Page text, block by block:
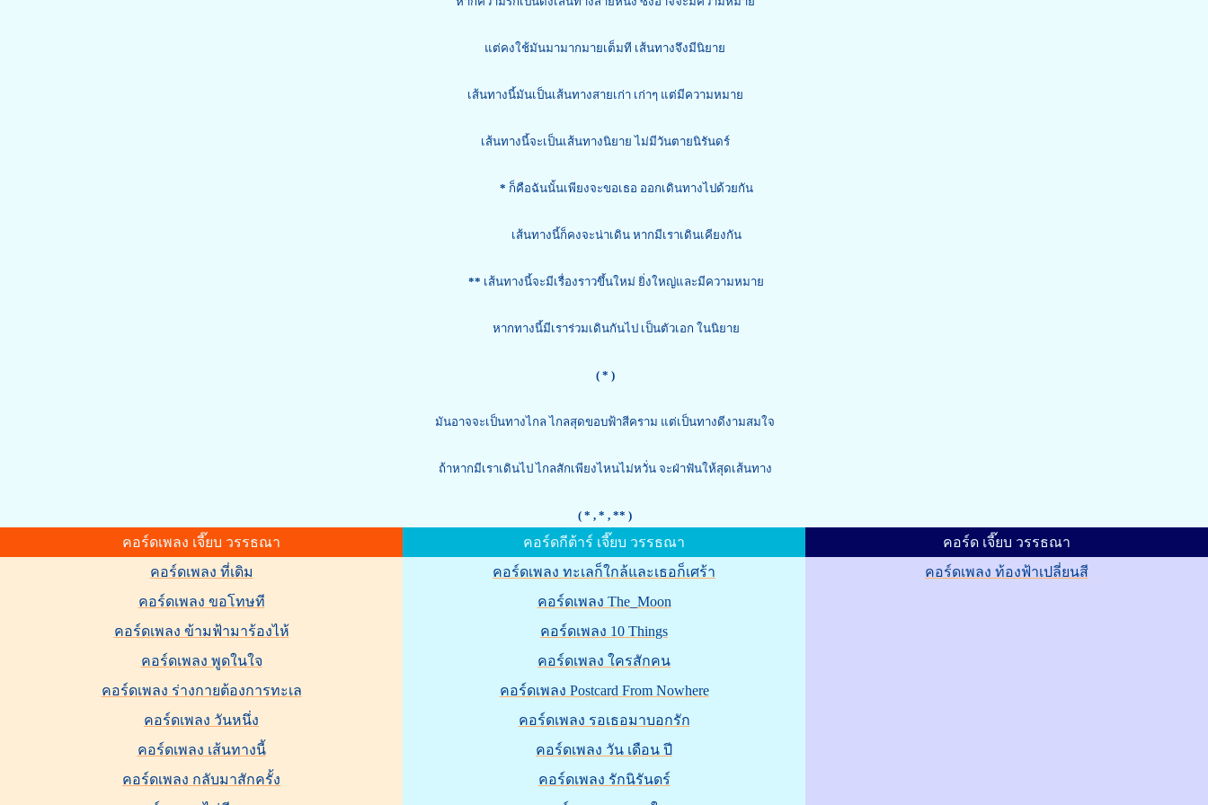
แต่คงใช้มันมามากมายเต็มที เส้นทางจึงมีนิยาย
เส้นทางนี้มันเป็นเส้นทางสายเก่า เก่าๆ แต่มีความหมาย
เส้นทางนี้จะเป็นเส้นทางนิยาย ไม่มีวันตายนิรันดร์
* ก็คือฉันนั้นเพียงจะขอเธอ ออกเดินทางไปด้วยกัน
เส้นทางนี้ก็คงจะน่าเดิน หากมีเราเดินเคียงกัน
** เส้นทางนี้จะมีเรื่องราวขึ้นใหม่ ยิ่งใหญ่และมีความหมาย
หากทางนี้มีเราร่วมเดินกันไป เป็นตัวเอก ในนิยาย
( * )
มันอาจจะเป็นทางไกล ไกลสุดขอบฟ้าสีคราม แต่เป็นทางดีงามสมใจ
ถ้าหากมีเราเดินไป ไกลสักเพียงไหนไม่หวั่น จะฝ่าฟันให้สุดเส้นทาง
( * , * , ** )
คอร์ดเพลง เจี๊ยบ วรรธณา
คอร์ดเพลง ที่เดิม
คอร์ดเพลง ขอโทษที
คอร์ดเพลง ข้ามฟ้ามาร้องไห้
คอร์ดเพลง พูดในใจ
คอร์ดเพลง ร่างกายต้องการทะเล
คอร์ดเพลง วันหนึ่ง
คอร์ดเพลง เส้นทางนี้
คอร์ดเพลง กลับมาสักครั้ง
คอร์ดกีต้าร์ เจี๊ยบ วรรธณา
คอร์ดเพลง ทะเลก็ใกล้และเธอก็เศร้า
คอร์ดเพลง The_Moon
คอร์ดเพลง 10 Things
คอร์ดเพลง ใครสักคน
คอร์ดเพลง Postcard From Nowhere
คอร์ดเพลง รอเธอมาบอกรัก
คอร์ดเพลง วัน เดือน ปี
คอร์ดเพลง รักนิรันดร์
คอร์ด เจี๊ยบ วรรธณา
คอร์ดเพลง ท้องฟ้าเปลี่ยนสี